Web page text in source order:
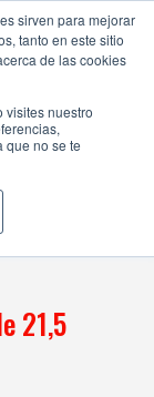
sirven para mejorar
tanto en este sitio
de las cookies
visites nuestro
que no se te
21,5